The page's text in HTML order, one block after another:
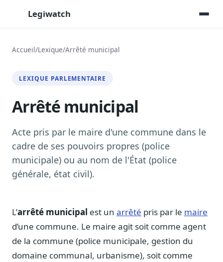
Legiwatch
Posez vos questions, réponses sourcées
Transcriptions IA
Toutes les séances AN/Sénat transcrites
Synthèses IA
Résumés automatiques des dossiers longs
Veille des matinales radio
9 interviews politiques, analysées avant 10 h
Exports & livrables
Notes, briefings, tableaux de bord
Fiches parlementaires
Parcours, mandats, prises de position
Accueil/Lexique/Arrêté municipal
LEXIQUE PARLEMENTAIRE
Arrêté municipal
Acte pris par le maire d'une commune dans le
cadre de ses pouvoirs propres (police
municipale) ou au nom de l'État (police
générale, état civil).
L’arrêté municipal est un arrêté pris par le maire
d’une commune. Le maire agit soit comme agent
de la commune (police municipale, gestion du
domaine communal, urbanisme), soit comme